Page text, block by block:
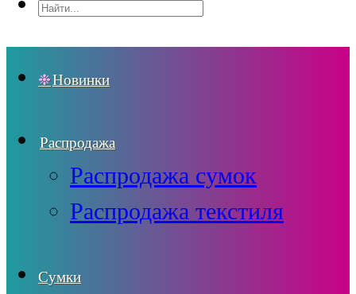
Новинки
Распродажа
Распродажа сумок
Распродажа текстиля
Сумки